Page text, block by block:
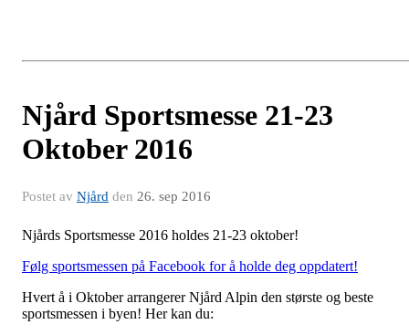
Njård Sportsmesse 21-23
Oktober 2016
Postet av Njård den 26. sep 2016
Njårds Sportsmesse 2016 holdes 21-23 oktober!
Følg sportsmessen på Facebook for å holde deg oppdatert!
Hvert å i Oktober arrangerer Njård Alpin den største og beste
sportsmessen i byen! Her kan du: